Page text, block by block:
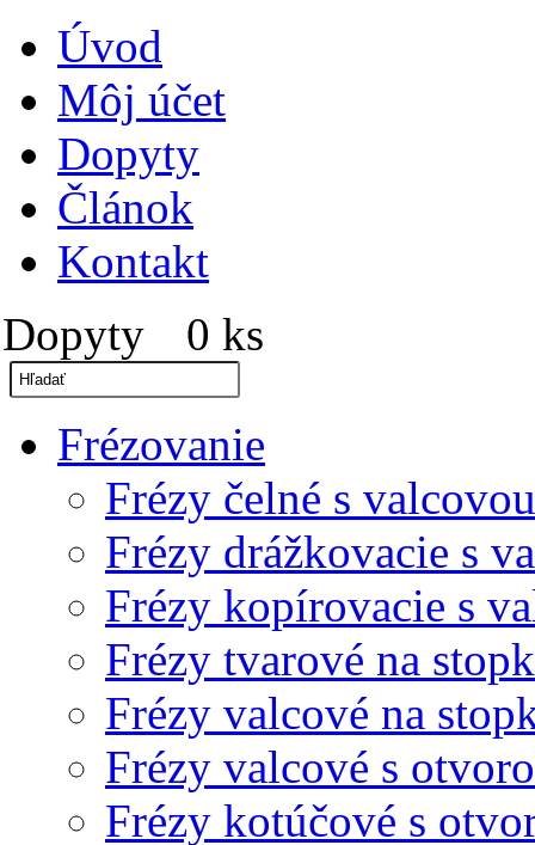
Úvod
Môj účet
Dopyty
Článok
Kontakt
Dopyty
0 ks
Frézovanie
Frézy čelné s
Frézy drážkovacie s
Frézy kopírovacie s
Frézy tvarové na
Frézy valcové na
Frézy valcové s
Frézy kotúčové s